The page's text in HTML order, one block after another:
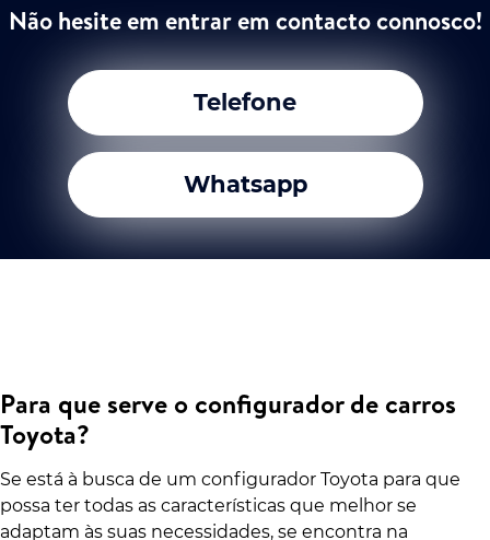
Não hesite em entrar em contacto connosco!
Telefone
Whatsapp
Para que serve o configurador de carros
Toyota?
Se está à busca de um configurador Toyota para que
possa ter todas as características que melhor se
adaptam às suas necessidades, se encontra na